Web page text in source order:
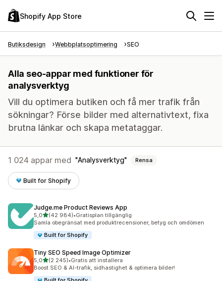
Shopify App Store
Butiksdesign Webbplatsoptimering SEO
Alla seo-appar med funktioner för
analysverktyg
Vill du optimera butiken och få mer trafik från
sökningar? Förse bilder med alternativtext, fixa
brutna länkar och skapa metataggar.
1 024 appar med Analysverktyg Rensa
Built for Shopify
Judge.me Product Reviews App
5,0av 5 stjärnor
(42 984)
42984 recensioner totalt
•Gratisplan tillgänglig
Samla obegränsat med produktrecensioner, betyg och omdömen
Built for Shopify
Tiny SEO Speed Image Optimizer
5,0av 5 stjärnor
(2 245)
2245 recensioner totalt
•Gratis att installera
Boost SEO & AI-trafik, sidhastighet & optimera bilder!